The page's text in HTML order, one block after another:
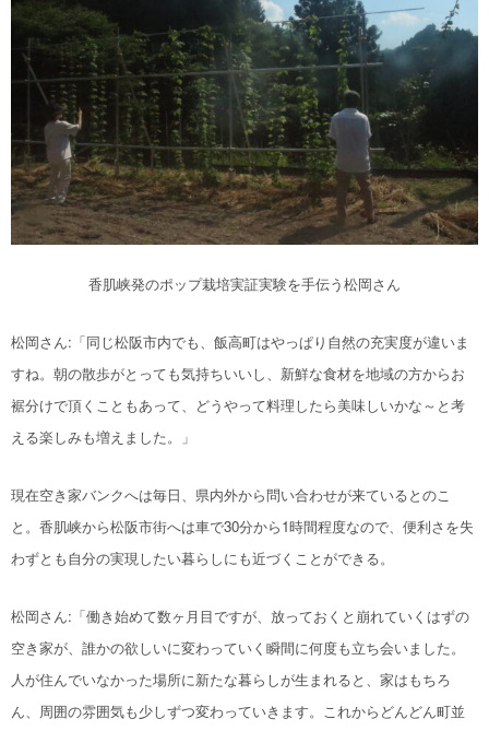
香肌峡発のポップ栽培実証実験を手伝う松岡さん
松岡さん:「同じ松阪市内でも、飯高町はやっぱり自然の充実度が違いま
すね。朝の散歩がとっても気持ちいいし、新鮮な食材を地域の方からお
裾分けで頂くこともあって、どうやって料理したら美味しいかな～と考
える楽しみも増えました。」
現在空き家バンクへは毎日、県内外から問い合わせが来ているとのこ
と 。香肌峡から松阪市街へは車で30分から1時間程度なので、便利さを失
わずとも自分の実現したい暮らしにも近づくことができる。
松岡さん: 「働き始めて数ヶ月目ですが、放っておくと崩れていくはずの
空き家が、誰かの欲しいに変わっていく瞬間に何度も立ち会いました。
人が住んでいなかった場所に新たな暮らしが生まれると、家はもちろ
ん、周囲の雰囲気も少しずつ変わっていきます。これからどんどん町並